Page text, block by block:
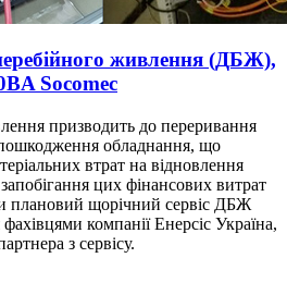
живлення (ДБЖ),
Socomec
призводить до переривання
обладнання, що
втрат на відновлення
цих фінансових витрат
плановий щорічний сервіс ДБЖ
компанії Енерсіс Україна,
з сервісу.